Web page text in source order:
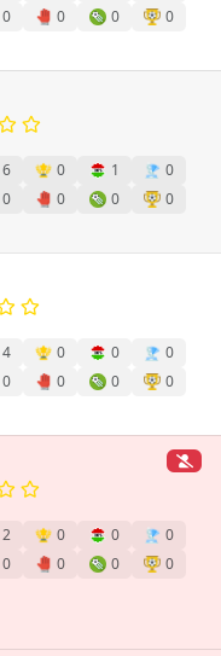
0 0 0
0
6 0 1
0
0 0 0
0
4 0 0
0
0 0 0
0
2 0 0
0
0 0 0
0